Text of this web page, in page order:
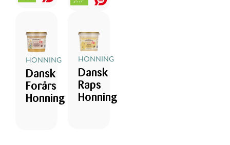
HONNING
Dansk
Forårs
Honning
HONNING
Dansk
Raps
Honning